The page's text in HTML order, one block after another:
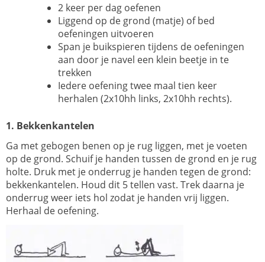
2 keer per dag oefenen
Liggend op de grond (matje) of bed
oefeningen uitvoeren
Span je buikspieren tijdens de oefeningen
aan door je navel een klein beetje in te
trekken
Iedere oefening twee maal tien keer
herhalen (2x10hh links, 2x10hh rechts).
1. Bekkenkantelen
Ga met gebogen benen op je rug liggen, met je voeten
op de grond. Schuif je handen tussen de grond en je rug
holte. Druk met je onderrug je handen tegen de grond:
bekkenkantelen. Houd dit 5 tellen vast. Trek daarna je
onderrug weer iets hol zodat je handen vrij liggen.
Herhaal de oefening.